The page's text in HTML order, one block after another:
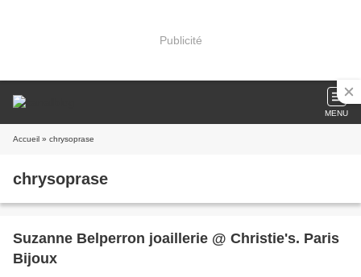
Publicité
MENU
Accueil » chrysoprase
chrysoprase
Suzanne Belperron joaillerie @ Christie's. Paris
Bijoux